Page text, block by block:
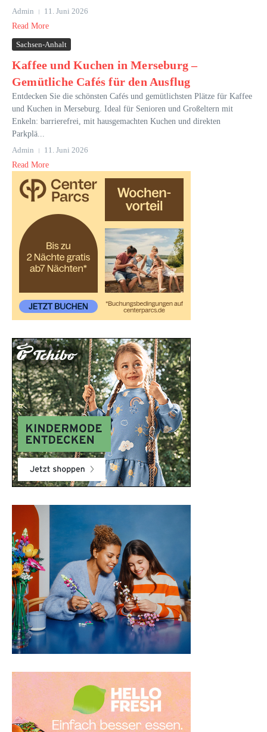
Admin
11. Juni 2026
Read More
Sachsen-Anhalt
Kaffee und Kuchen in Merseburg –
Gemütliche Cafés für den Ausflug
Entdecken Sie die schönsten Cafés und gemütlichsten Plätze für Kaffee
und Kuchen in Merseburg. Ideal für Senioren und Großeltern mit
Enkeln: barrierefrei, mit hausgemachten Kuchen und direkten
Parkplä...
Admin
11. Juni 2026
Read More